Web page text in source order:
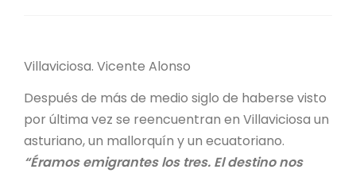
Villaviciosa. Vicente Alonso
Después de más de medio siglo de haberse visto
por última vez se reencuentran en Villaviciosa un
asturiano, un mallorquín y un ecuatoriano.
“Éramos emigrantes los tres. El destino nos